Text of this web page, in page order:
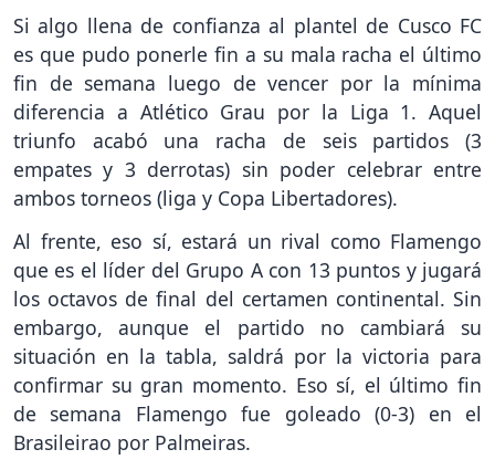
Si algo llena de confianza al plantel de Cusco FC
es que pudo ponerle fin a su mala racha el último
fin de semana luego de vencer por la mínima
diferencia a Atlético Grau por la Liga 1. Aquel
triunfo acabó una racha de seis partidos (3
empates y 3 derrotas) sin poder celebrar entre
ambos torneos (liga y Copa Libertadores).
Al frente, eso sí, estará un rival como Flamengo
que es el líder del Grupo A con 13 puntos y jugará
los octavos de final del certamen continental. Sin
embargo, aunque el partido no cambiará su
situación en la tabla, saldrá por la victoria para
confirmar su gran momento. Eso sí, el último fin
de semana Flamengo fue goleado (0-3) en el
Brasileirao por Palmeiras.